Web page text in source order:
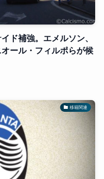
ド補強。エメルソン、
ール・フィルポらが候
移籍関連